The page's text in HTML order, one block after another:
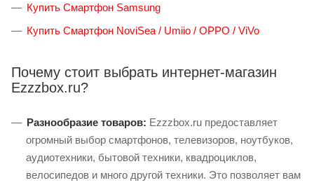
Купить Смартфон Samsung
Купить Смартфон NoviSea / Umiio / OPPO / ViVo
Почему стоит выбрать интернет-магазин
Ezzzbox.ru?
Разнообразие товаров: Ezzzbox.ru предоставляет
огромный выбор смартфонов, телевизоров, ноутбуков,
аудиотехники, бытовой техники, квадроциклов,
велосипедов и много другой техники. Это позволяет вам